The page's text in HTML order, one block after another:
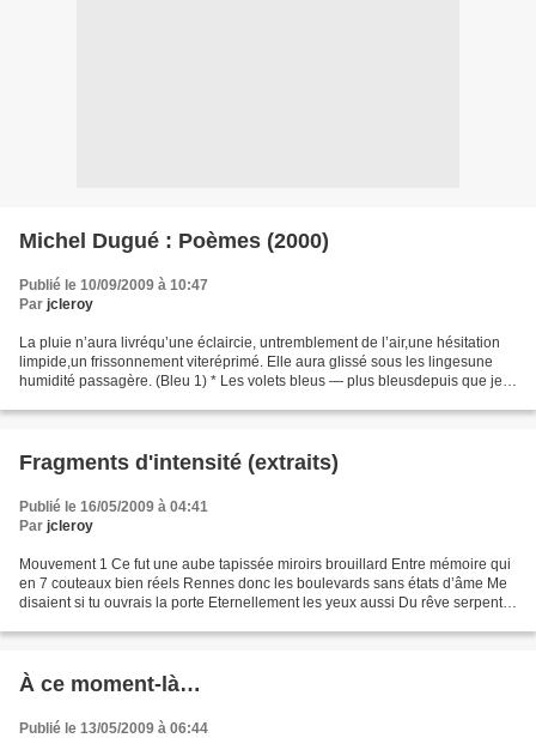
Michel Dugué : Poèmes (2000)
Publié le 10/09/2009 à 10:47
Par jcleroy
La pluie n’aura livréqu’une éclaircie, untremblement de l’air,une hésitation
limpide,un frissonnement viteréprimé. Elle aura glissé sous les lingesune
humidité passagère. (Bleu 1) * Les volets bleus — plus bleusdepuis que je
Fragments d'intensité (extraits)
Publié le 16/05/2009 à 04:41
Par jcleroy
Mouvement 1 Ce fut une aube tapissée miroirs brouillard Entre mémoire qui
en 7 couteaux bien réels Rennes donc les boulevards sans états d’âme Me
disaient si tu ouvrais la porte Eternellement les yeux aussi Du rêve serpente
À ce moment-là…
Publié le 13/05/2009 à 06:44